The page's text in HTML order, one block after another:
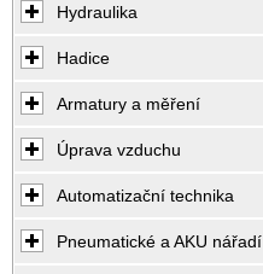
Hydraulika
Hadice
Armatury a měření
Úprava vzduchu
Automatizační technika
Pneumatické a AKU nářadí